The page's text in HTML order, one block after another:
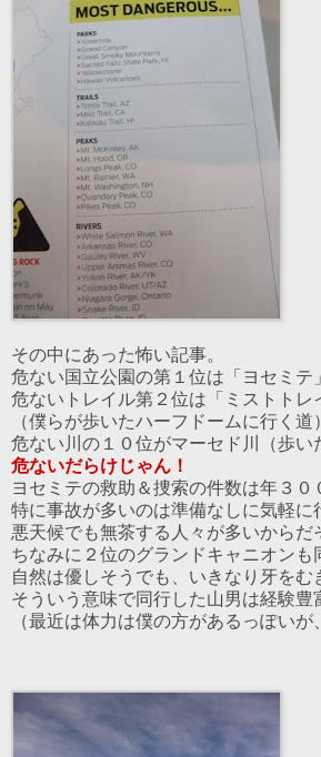
その中にあった怖い記事。
危ない国立公園の第１位は「ヨセミテ」
危ないトレイル第２位は「ミストトレ
（僕らが歩いたハーフドームに行く道）
危ない川の１０位がマーセド川（歩い
危ないだらけじゃん！
ヨセミテの救助＆捜索の件数は年３０
特に事故が多いのは準備なしに気軽に
悪天候でも無茶する人々が多いからだ
ちなみに２位のグランドキャニオンも
自然は優しそうでも、いきなり牙をむ
そういう意味で同行した山男は経験豊
（最近は体力は僕の方があるっぽいが